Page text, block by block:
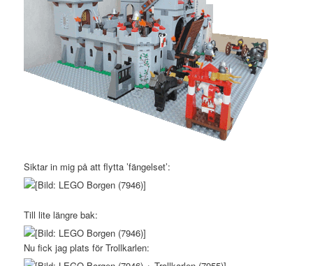
Siktar in mig på att flytta ’fängelset’:
Till lite längre bak:
Nu fick jag plats för Trollkarlen: